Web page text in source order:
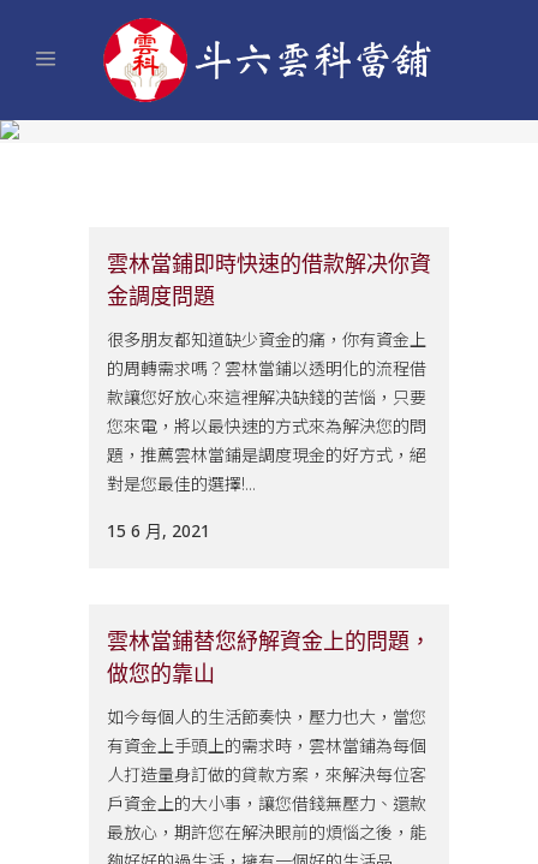
雲林當鋪即時快速的借款解决你資
金調度問題
很多朋友都知道缺少資金的痛，你有資金上
的周轉需求嗎？雲林當鋪以透明化的流程借
款讓您好放心來這裡解决缺錢的苦惱，只要
您來電，將以最快速的方式來為解決您的問
題，推薦雲林當鋪是調度現金的好方式，絕
對是您最佳的選擇!...
15 6 月, 2021
雲林當鋪替您紓解資金上的問題，
做您的靠山
如今每個人的生活節奏快，壓力也大，當您
有資金上手頭上的需求時，雲林當鋪為每個
人打造量身訂做的貸款方案，來解決每位客
戶資金上的大小事，讓您借錢無壓力、還款
最放心，期許您在解決眼前的煩惱之後，能